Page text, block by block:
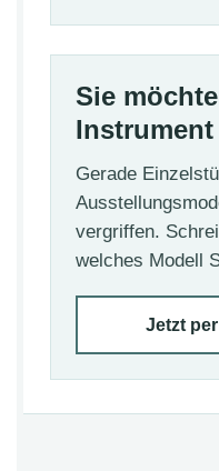
Sie
Gerade
vergriffen.
welches Modell
Jetzt